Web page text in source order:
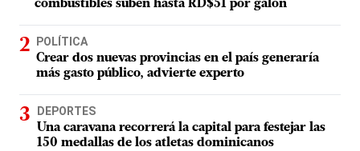
combustibles suben hasta RD$51 por galón
POLÍTICA
Crear dos nuevas provincias en el país generaría
más gasto público, advierte experto
DEPORTES
Una caravana recorrerá la capital para festejar las
150 medallas de los atletas dominicanos